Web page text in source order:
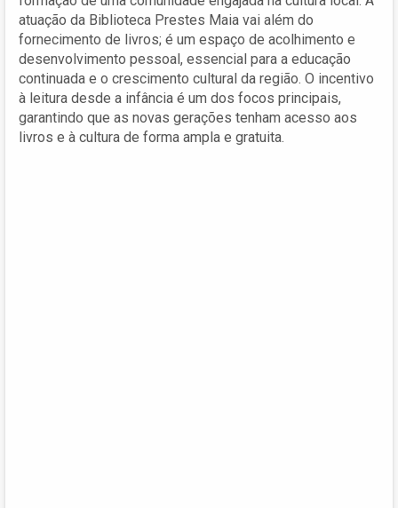
atuação da Biblioteca Prestes Maia vai além do
fornecimento de livros; é um espaço de acolhimento e
desenvolvimento pessoal, essencial para a educação
continuada e o crescimento cultural da região. O incentivo
à leitura desde a infância é um dos focos principais,
garantindo que as novas gerações tenham acesso aos
livros e à cultura de forma ampla e gratuita.